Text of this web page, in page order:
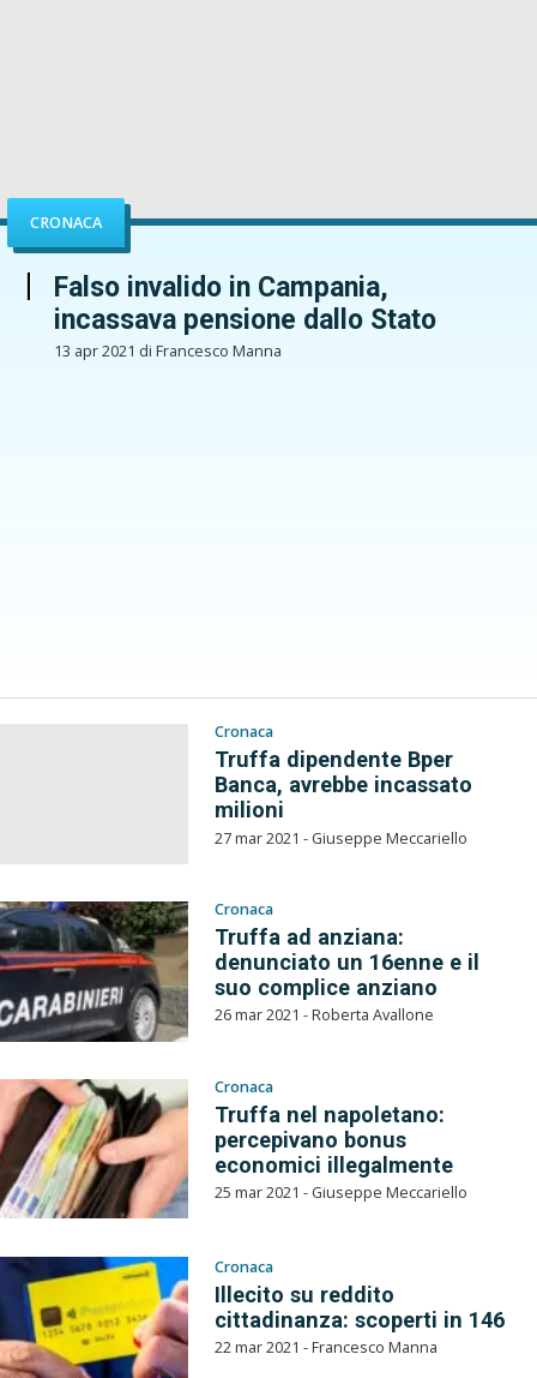
CRONACA
Falso invalido in Campania,
incassava pensione dallo Stato
13 apr 2021 di Francesco Manna
Cronaca
Truffa dipendente Bper
Banca, avrebbe incassato
milioni
27 mar 2021 - Giuseppe Meccariello
Cronaca
Truffa ad anziana:
denunciato un 16enne e il
suo complice anziano
26 mar 2021 - Roberta Avallone
Cronaca
Truffa nel napoletano:
percepivano bonus
economici illegalmente
25 mar 2021 - Giuseppe Meccariello
Cronaca
Illecito su reddito
cittadinanza: scoperti in 146
22 mar 2021 - Francesco Manna